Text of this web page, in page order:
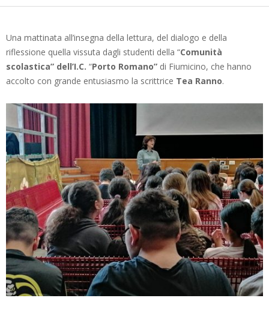
Una mattinata all’insegna della lettura, del dialogo e della
riflessione quella vissuta dagli studenti della “Comunità
scolastica” dell’I.C. “Porto Romano” di Fiumicino, che hanno
accolto con grande entusiasmo la scrittrice Tea Ranno.